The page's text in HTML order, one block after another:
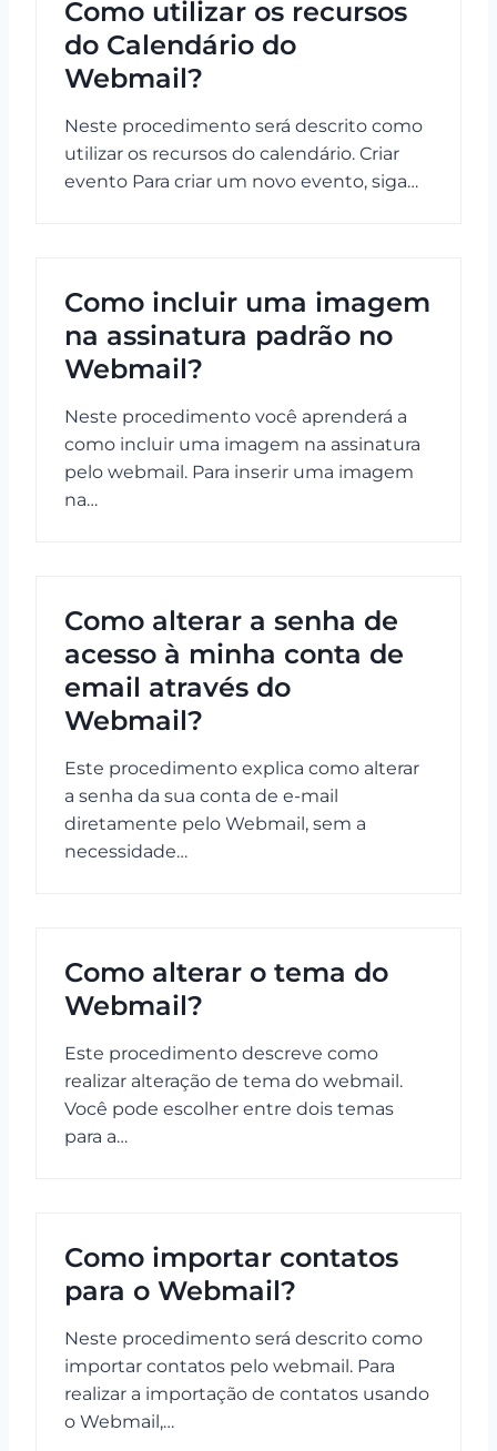
Como utilizar os recursos
do Calendário do
Webmail?
Neste procedimento será descrito como
utilizar os recursos do calendário. Criar
evento Para criar um novo evento, siga…
Como incluir uma imagem
na assinatura padrão no
Webmail?
Neste procedimento você aprenderá a
como incluir uma imagem na assinatura
pelo webmail. Para inserir uma imagem
na…
Como alterar a senha de
acesso à minha conta de
email através do
Webmail?
Este procedimento explica como alterar
a senha da sua conta de e-mail
diretamente pelo Webmail, sem a
necessidade…
Como alterar o tema do
Webmail?
Este procedimento descreve como
realizar alteração de tema do webmail.
Você pode escolher entre dois temas
para a…
Como importar contatos
para o Webmail?
Neste procedimento será descrito como
importar contatos pelo webmail. Para
realizar a importação de contatos usando
o Webmail,…